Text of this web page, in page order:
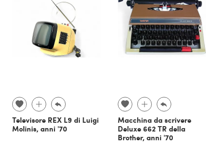
Televisore REX L9 di Luigi
Molinis, anni '70
Macchina da scrivere
Deluxe 662 TR della
Brother, anni '70